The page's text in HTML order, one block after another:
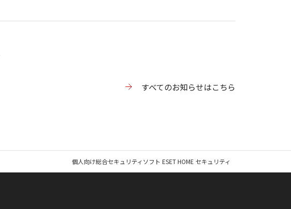
すべてのお知らせはこちら
個人向け総合セキュリティソフト ESET HOME セキュリティ